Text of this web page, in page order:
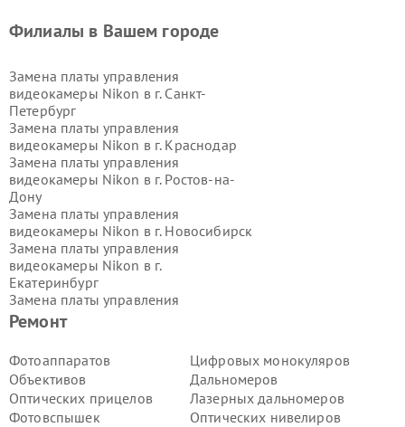
Ремонт
Фотоаппаратов
Объективов
Оптических прицелов
Фотовспышек
Цифровых монокуляров
Дальномеров
Лазерных дальномеров
Оптических нивелиров
Филиалы в Вашем городе
Замена платы управления
видеокамеры Nikon в г. Санкт-
Петербург
Замена платы управления
видеокамеры Nikon в г. Краснодар
Замена платы управления
видеокамеры Nikon в г. Ростов-на-
Дону
Замена платы управления
видеокамеры Nikon в г. Новосибирск
Замена платы управления
видеокамеры Nikon в г.
Екатеринбург
Замена платы управления
видеокамеры Nikon в г.
видеокамеры Nikon в г.
Воронеж
Замена платы управления
видеокамеры Nikon в г.
Волгоград
Замена платы управления
видеокамеры Nikon в г.
Самара